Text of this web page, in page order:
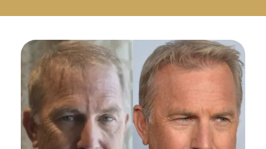
Svenska